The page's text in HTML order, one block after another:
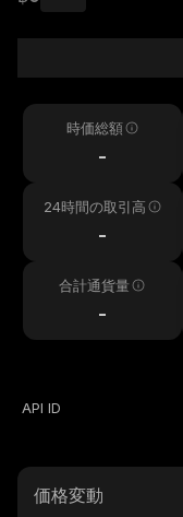
時価総額
-
24時間の取引高
-
合計通貨量
-
API ID
価格変動